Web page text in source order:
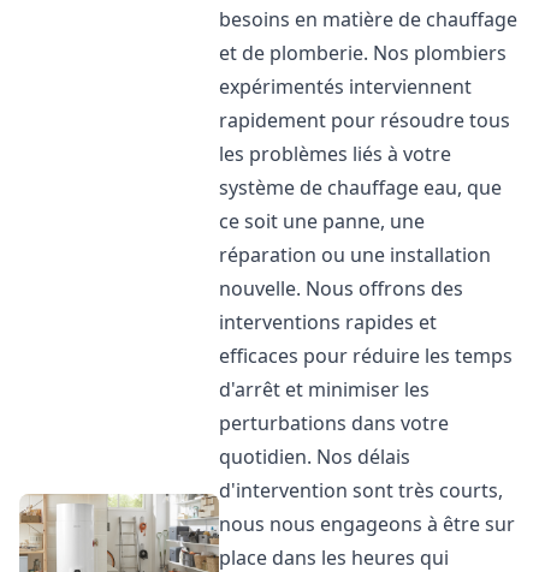
besoins en matière de chauffage
et de plomberie. Nos plombiers
expérimentés interviennent
rapidement pour résoudre tous
les problèmes liés à votre
système de chauffage eau, que
ce soit une panne, une
réparation ou une installation
nouvelle. Nous offrons des
interventions rapides et
efficaces pour réduire les temps
d'arrêt et minimiser les
perturbations dans votre
quotidien. Nos délais
d'intervention sont très courts,
nous nous engageons à être sur
place dans les heures qui